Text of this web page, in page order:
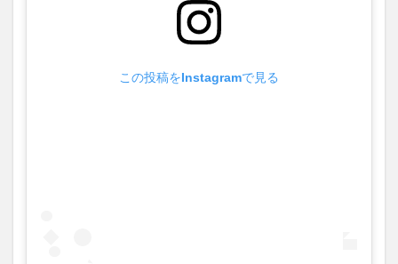
この投稿をInstagramで見る